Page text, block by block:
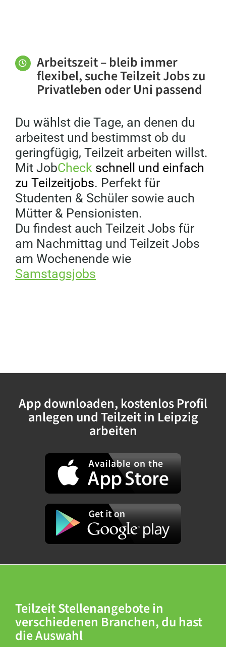
Arbeitszeit – bleib immer
flexibel, suche Teilzeit Jobs zu
Privatleben oder Uni passend
Du wählst die Tage, an denen du
arbeitest und bestimmst ob du
geringfügig, Teilzeit arbeiten willst.
Mit JobCheck schnell und einfach
zu Teilzeitjobs. Perfekt für
Studenten & Schüler sowie auch
Mütter & Pensionisten.
Du findest auch Teilzeit Jobs für
am Nachmittag und Teilzeit Jobs
am Wochenende wie
Samstagsjobs
App downloaden, kostenlos Profil
anlegen und Teilzeit in Leipzig
arbeiten
Teilzeit Stellenangebote in
verschiedenen Branchen, du hast
die Auswahl